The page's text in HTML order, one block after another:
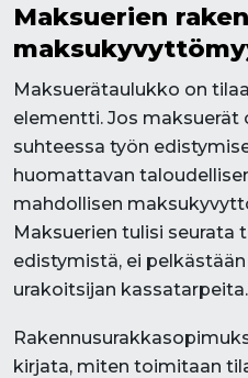
Maksuerien
Maksuerätaulukko on
elementti. Jos
suhteessa työn
huomattavan
mahdollisen
Maksuerien tulisi seurata
edistymistä, ei
urakoitsijan kassatarpeita.
kirjata, miten toimitaan